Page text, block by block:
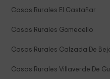
Casas Rurales El Castañar
Casas Rurales Gomecello
Casas Rurales Calzada De
Casas Rurales Villaverde De